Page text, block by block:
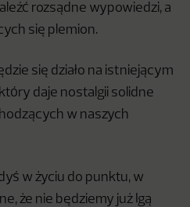
rozsądne wypowiedzi, a
się plemion.
się działo na istniejącym
daje nostalgii solidne
w naszych
w życiu do punktu, w
że nie będziemy już Igą